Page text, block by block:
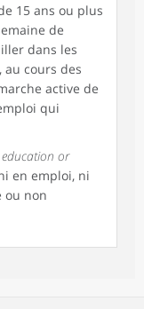
15 ans ou plus
de
dans les
au cours des
active de
qui
or
en emploi, ni
ou non